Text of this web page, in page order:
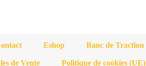
Eshop Banc de Traction
de Vente Politique de cookies (UE)